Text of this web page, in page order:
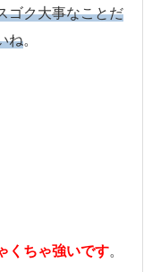
ゴク大事なことだ
ね。
くちゃ強いです。